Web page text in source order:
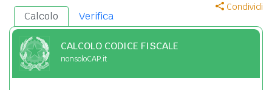
Condividi
Calcolo Verifica
CALCOLO CODICE FISCALE
nonsoloCAP.it